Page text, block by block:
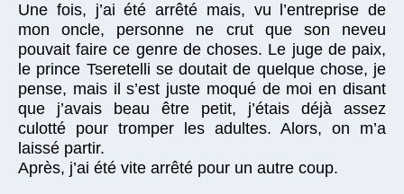
Une fois, j’ai été arrêté mais, vu l’entreprise de
mon oncle, personne ne crut que son neveu
pouvait faire ce genre de choses. Le juge de paix,
le prince Tseretelli se doutait de quelque chose, je
pense, mais il s’est juste moqué de moi en disant
que j’avais beau être petit, j’étais déjà assez
culotté pour tromper les adultes. Alors, on m’a
laissé partir.
Après, j’ai été vite arrêté pour un autre coup.